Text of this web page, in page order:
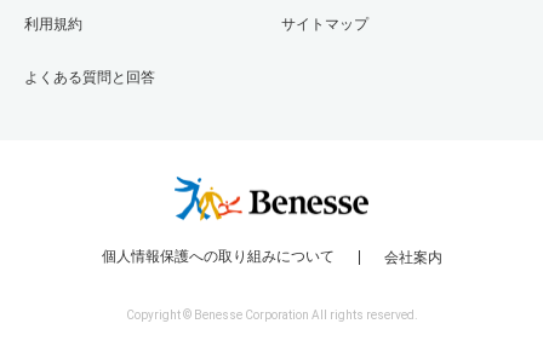
利用規約
よくある質問と回答
サイトマップ
個人情報保護への取り組みについて 会社案内
Copyright © Benesse Corporation All rights reserved.